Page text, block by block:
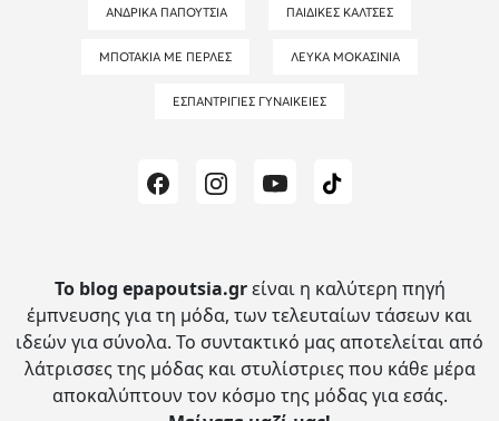
ΑΝΔΡΙΚΆ ΠΑΠΟΎΤΣΙΑ ΠΑΙΔΙΚΈΣ ΚΆΛΤΣΕΣ
ΜΠΟΤΆΚΙΑ ΜΕ ΠΈΡΛΕΣ ΛΕΥΚΆ ΜΟΚΑΣΊΝΙΑ
ΕΣΠΑΝΤΡΊΓΙΕΣ ΓΥΝΑΙΚΕΊΕΣ
Το blog epapoutsia.grείναι η καλύτερη πηγή
έμπνευσης για τη μόδα, των τελευταίων τάσεων και
ιδεών για σύνολα. Το συντακτικό μας αποτελείται από
λάτρισσες της μόδας και στυλίστριες που κάθε μέρα
αποκαλύπτουν τον κόσμο της μόδας για εσάς.